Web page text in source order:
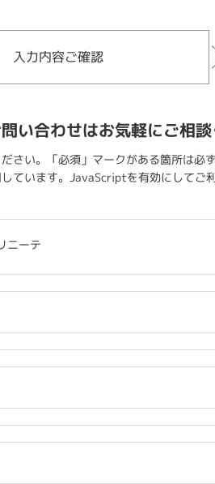
入力内容ご確認
い合わせはお気軽にご相
さい。「必須」マークがある箇所は必
ています。JavaScriptを有効にしてご利
ニーテ